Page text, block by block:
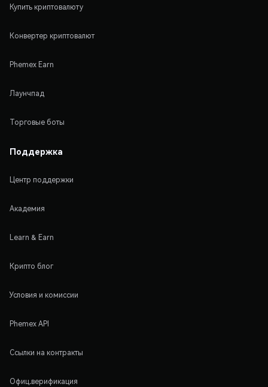
Купить криптовалюту
Конвертер криптовалют
Phemex Earn
Лаунчпад
Торговые боты
Поддержка
Центр поддержки
Академия
Learn & Earn
Крипто блог
Условия и комиссии
Phemex API
Ссылки на контракты
Офиц.верификация